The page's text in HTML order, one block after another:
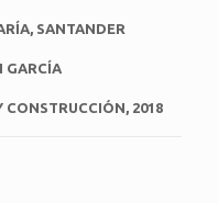
SANTANDER
GARCÍA
CONSTRUCCIÓN, 2018